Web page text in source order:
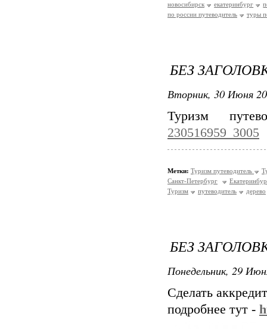
новосибирск
екатеринбург
по россии путеводитель
туры
БЕЗ
Вторник, 30 Июня
Туризм
230516959_3005
Метки: Туризм путеводитель
Санкт-Петербург
Туризм
путеводитель дерево
БЕЗ
Понедельник, 29
Сделать
подробнее тут -